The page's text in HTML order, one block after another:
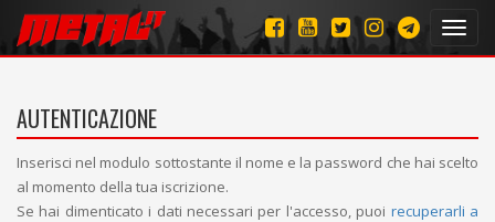
AUTENTICAZIONE
Inserisci nel modulo sottostante il nome e la password che hai scelto
al momento della tua iscrizione.
Se hai dimenticato i dati necessari per l'accesso, puoi recuperarli a